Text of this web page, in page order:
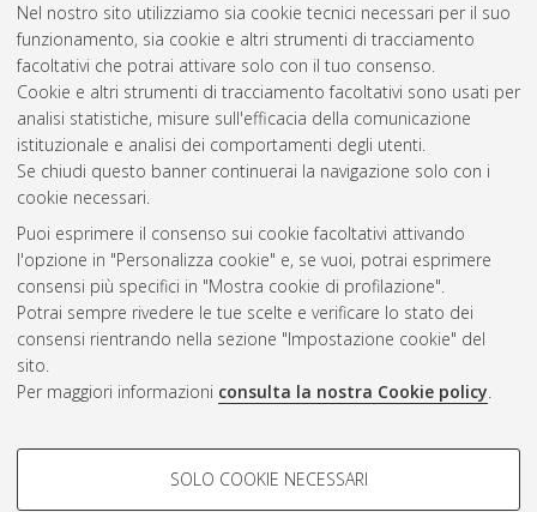
Nel nostro sito utilizziamo sia cookie tecnici necessari per il suo
funzionamento, sia cookie e altri strumenti di tracciamento
facoltativi che potrai attivare solo con il tuo consenso.
Cookie e altri strumenti di tracciamento facoltativi sono usati per
analisi statistiche, misure sull'efficacia della comunicazione
istituzionale e analisi dei comportamenti degli utenti.
Se chiudi questo banner continuerai la navigazione solo con i
cookie necessari.
Puoi esprimere il consenso sui cookie facoltativi attivando
l'opzione in "Personalizza cookie" e, se vuoi, potrai esprimere
consensi più specifici in "Mostra cookie di profilazione".
Potrai sempre rivedere le tue scelte e verificare lo stato dei
consensi rientrando nella sezione "Impostazione cookie" del
sito.
Per maggiori informazioni consulta la nostra Cookie policy.
COOKIE DI PROFILAZIONE -
SOLO COOKIE NECESSARI
diagnostica non distruttiva sui beni culturali.[Laurea],
Università di Bologna, Corso di Studio in Fisica [L-Ante
DM509]
Questa lista e' stata generata ilSat Aug 8 20:41:18 2026
CEST
Atom
Rss 1.0
Rss 2.0
AMS Laurea
Impostazioni Cookie
Informativa sulla privacy